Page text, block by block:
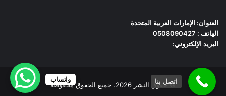
العنوان: الإمارات العربية المتحدة
الهاتف : 0508090427
البريد الإلكتروني:
© حقوق النشر 2026، جميع الحقوق محفوظة
واتساب اتصل بنا